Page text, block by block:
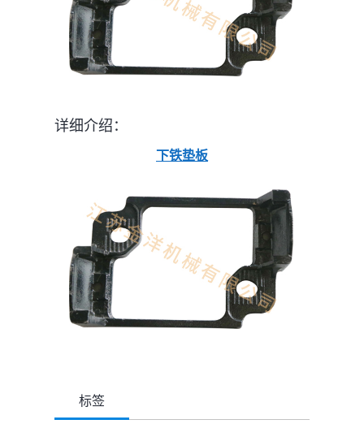
详细介绍：
下铁垫板
标签